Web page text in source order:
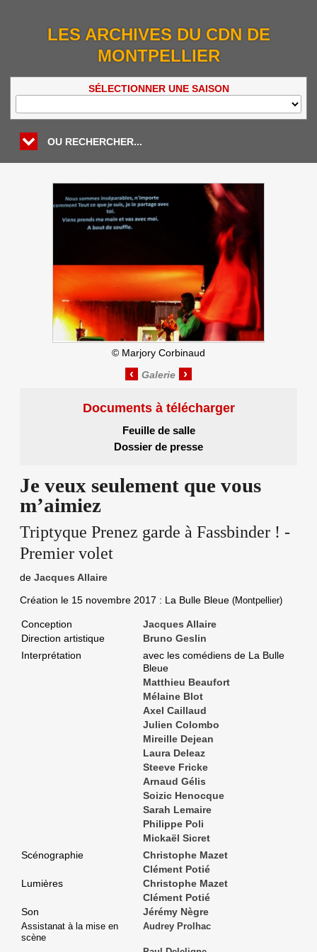
LES ARCHIVES DU CDN DE
MONTPELLIER
SÉLECTIONNER UNE SAISON
OU RECHERCHER...
© Marjory Corbinaud
‹ ›
Documents à télécharger
Feuille de salle
Dossier de presse
Je veux seulement que vous
m’aimiez
Triptyque Prenez garde à Fassbinder ! -
Premier volet
de Jacques Allaire
Création le 15 novembre 2017 : La Bulle Bleue (Montpellier)
Conception
Jacques Allaire
Direction artistique
Bruno Geslin
Interprétation
avec les comédiens de La Bulle
Bleue
Matthieu Beaufort
Mélaine Blot
Axel Caillaud
Julien Colombo
Mireille Dejean
Laura Deleaz
Steeve Fricke
Arnaud Gélis
Soizic Henocque
Sarah Lemaire
Philippe Poli
Mickaël Sicret
Scénographie
Christophe Mazet
Clément Potié
Lumières
Christophe Mazet
Clément Potié
Son
Jérémy Nègre
Assistanat à la mise en
scène
Audrey Prolhac